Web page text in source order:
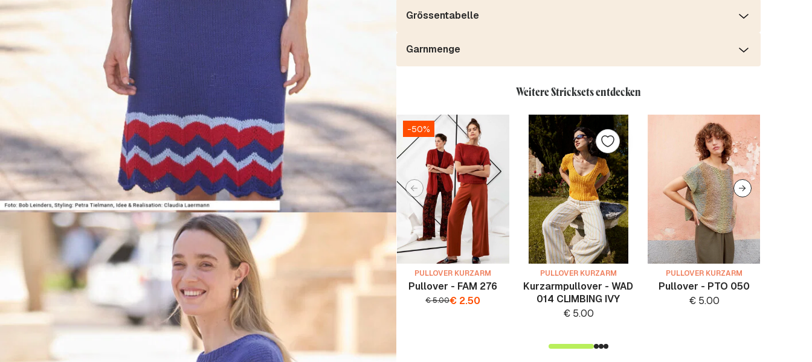
Grössentabelle
Garnmenge
Weitere Stricksets entdecken
-50%
PULLOVER KURZARM
Pullover - FAM 276
€5.00€ 2.50
PULLOVER KURZARM
Kurzarmpullover - WAD
014 CLIMBING IVY
€5.00
PULLOVER KURZARM
Pullover - PTO 050
€5.00